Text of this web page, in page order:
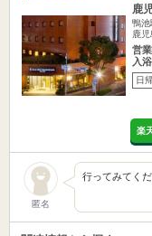
鹿
鴨
鹿
営
入
日
楽
匿名
行ってみてく